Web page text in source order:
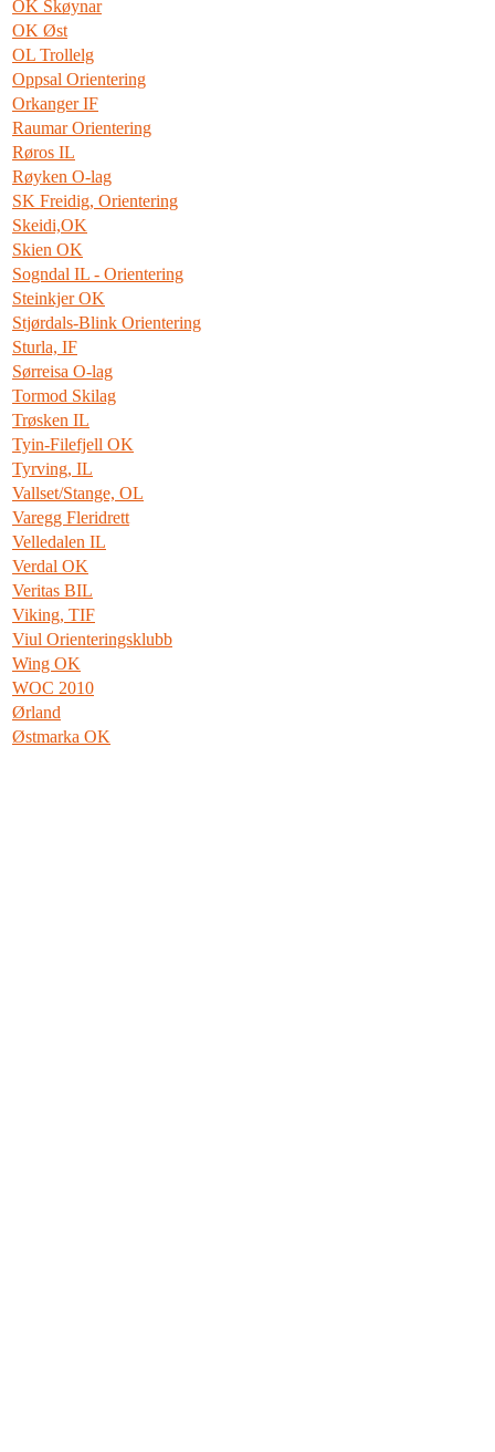
OK Skøynar
OK Øst
OL Trollelg
Oppsal Orientering
Orkanger IF
Raumar Orientering
Røros IL
Røyken O-lag
SK Freidig, Orientering
Skeidi,OK
Skien OK
Sogndal IL - Orientering
Steinkjer OK
Stjørdals-Blink Orientering
Sturla, IF
Sørreisa O-lag
Tormod Skilag
Trøsken IL
Tyin-Filefjell OK
Tyrving, IL
Vallset/Stange, OL
Varegg Fleridrett
Velledalen IL
Verdal OK
Veritas BIL
Viking, TIF
Viul Orienteringsklubb
Wing OK
WOC 2010
Ørland
Østmarka OK